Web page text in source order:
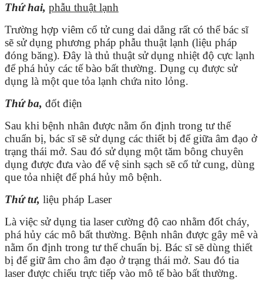
Thứ hai, phẫu thuật lạnh
Trường hợp viêm cổ tử cung dai dẳng rất có thể bác sĩ
sẽ sử dụng phương pháp phẫu thuật lạnh (liệu pháp
đóng băng). Đây là thủ thuật sử dụng nhiệt độ cực lạnh
để phá hủy các tế bào bất thường. Dụng cụ được sử
dụng là một que tỏa lạnh chứa nito lỏng.
Thứ ba, đốt điện
Sau khi bệnh nhân được nằm ổn định trong tư thế
chuẩn bị, bác sĩ sẽ sử dụng các thiết bị để giữa âm đạo ở
trạng thái mở. Sau đó sử dụng một tăm bông chuyên
dụng được đưa vào để vệ sinh sạch sẽ cổ tử cung, dùng
que tỏa nhiệt để phá hủy mô bệnh.
Thứ tư, liệu pháp Laser
Là việc sử dụng tia laser cường độ cao nhằm đốt cháy,
phá hủy các mô bất thường. Bệnh nhân được gây mê và
nằm ổn định trong tư thế chuẩn bị. Bác sĩ sẽ dùng thiết
bị để giữ âm cho âm đạo ở trạng thái mở. Sau đó tia
laser được chiếu trực tiếp vào mô tế bào bất thường.